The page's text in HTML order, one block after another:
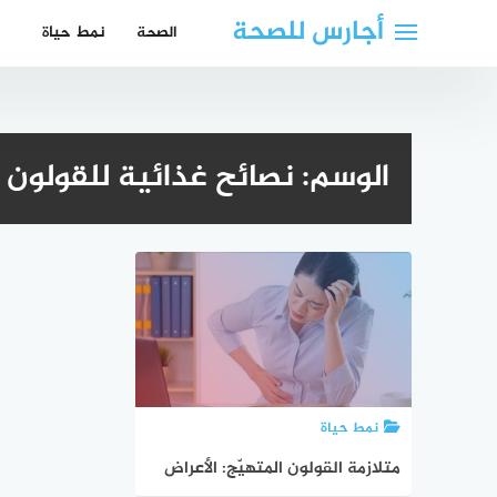
أجارس للصحة الصحة نمط حياة
الوسم:نصائح غذائية للقولون
نمط حياة
متلازمة القولون المتهيّج: الأعراض